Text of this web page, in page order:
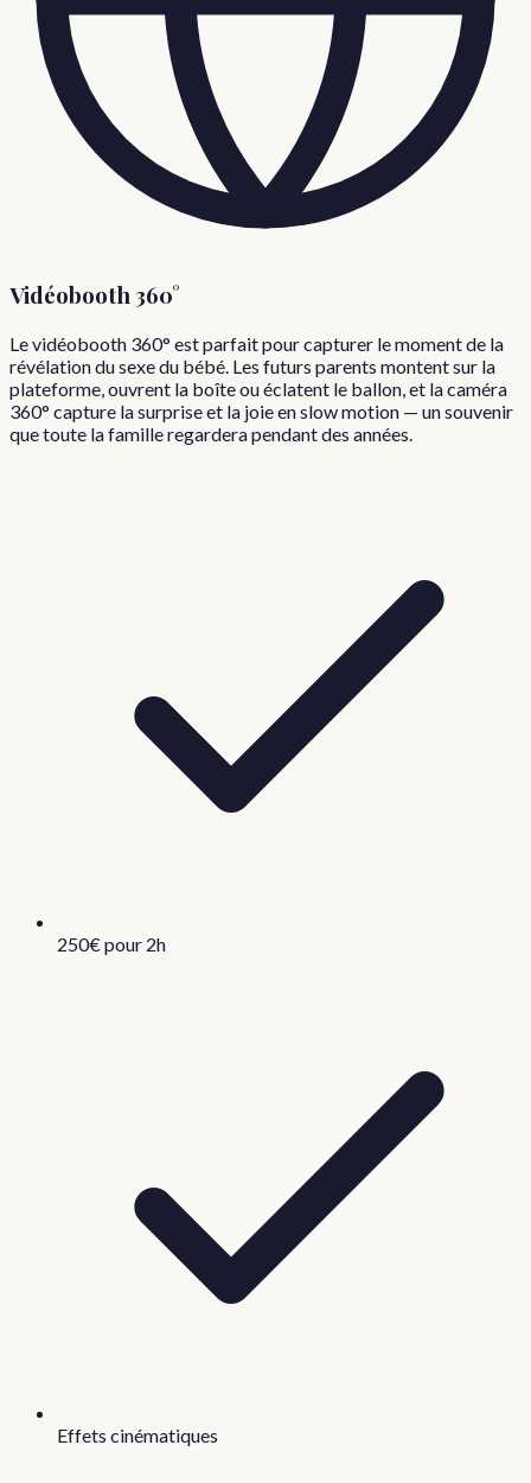
Vidéobooth 360°
Le vidéobooth 360° est parfait pour capturer le moment de la
révélation du sexe du bébé. Les futurs parents montent sur la
plateforme, ouvrent la boîte ou éclatent le ballon, et la caméra
360° capture la surprise et la joie en slow motion — un souvenir
que toute la famille regardera pendant des années.
250€ pour 2h
Effets cinématiques